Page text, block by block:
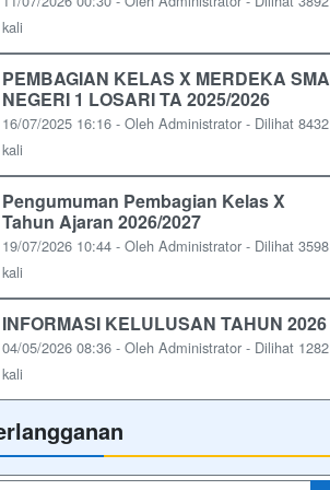
kali
PEMBAGIAN KELAS X MERDEKA SMA
NEGERI 1 LOSARI TA 2025/2026
16/07/2025 16:16 - Oleh Administrator - Dilihat 8432
kali
Pengumuman Pembagian Kelas X
Tahun Ajaran 2026/2027
19/07/2026 10:44 - Oleh Administrator - Dilihat 3598
kali
INFORMASI KELULUSAN TAHUN 2026
04/05/2026 08:36 - Oleh Administrator - Dilihat 1282
kali